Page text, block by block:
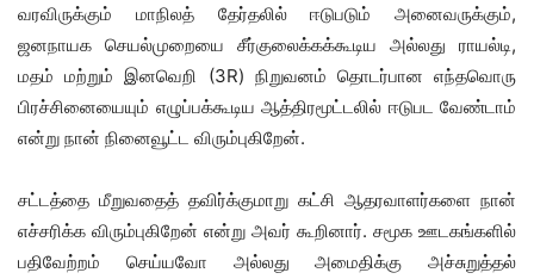
வரவிருக்கும் மாநிலத் தேர்தலில் ஈடுபடும் அனைவருக்கும்,
ஜனநாயக செயல்முறையை சீர்குலைக்கக்கூடிய அல்லது ராயல்டி,
மதம் மற்றும் இனவெறி (3R) நிறுவனம் தொடர்பான எந்தவொரு
பிரச்சினையையும் எழுப்பக்கூடிய ஆத்திரமூட்டலில் ஈடுபட வேண்டாம்
என்று நான் நினைவூட்ட விரும்புகிறேன்.
சட்டத்தை மீறுவதைத் தவிர்க்குமாறு கட்சி ஆதரவாளர்களை நான்
எச்சரிக்க விரும்புகிறேன் என்று அவர் கூறினார். சமூக ஊடகங்களில்
பதிவேற்றம் செய்யவோ அல்லது அமைதிக்கு அச்சுறுத்தல்